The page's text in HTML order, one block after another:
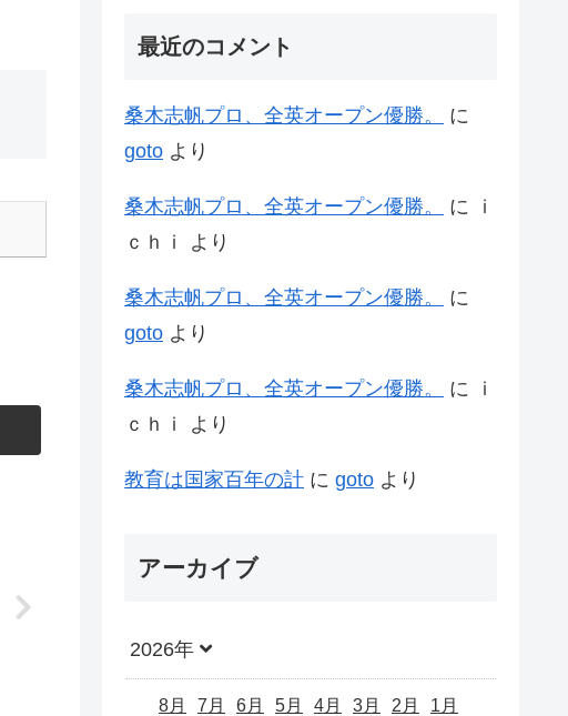
最近のコメント
桑木志帆プロ、全英オープン優勝。
に
goto より
桑木志帆プロ、全英オープン優勝。 に
ｉ
ｃｈｉ
より
桑木志帆プロ、全英オープン優勝。
に
goto より
桑木志帆プロ、全英オープン優勝。 に
ｉ
ｃｈｉ
より
教育は国家百年の計 に goto より
アーカイブ
2026年
8月 7月 6月 5月 4月 3月 2月 1月